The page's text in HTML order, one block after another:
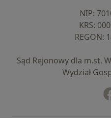
NIP:
KRS:
REGON:
Sąd Rejonowy dla m.st.
Wydział